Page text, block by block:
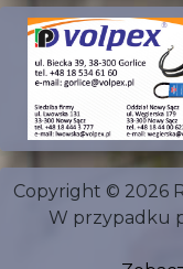
Copyright © 2026
W przypadku